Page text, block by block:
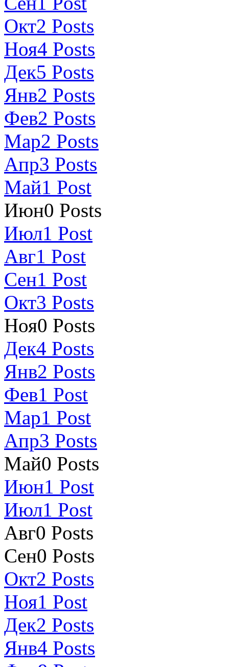
Окт2 Posts
Ноя4 Posts
Дек5 Posts
Янв2 Posts
Фев2 Posts
Мар2 Posts
Апр3 Posts
Май1 Post
Июн0 Posts
Июл1 Post
Авг1 Post
Сен1 Post
Окт3 Posts
Ноя0 Posts
Дек4 Posts
Янв2 Posts
Фев1 Post
Мар1 Post
Апр3 Posts
Май0 Posts
Июн1 Post
Июл1 Post
Авг0 Posts
Сен0 Posts
Окт2 Posts
Ноя1 Post
Дек2 Posts
Янв4 Posts